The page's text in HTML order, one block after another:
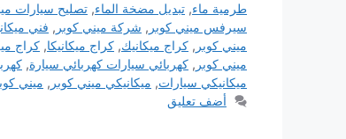
طرمية ماء, تبديل مضخة الماء, تصليح سيارات
سيرفس ميني كوبر , شركة ميني كوبر , فني
ميني كوبر , كراج ميكانيك, كراج ميكانيكا, كراج
ميني كوبر , كهربائي سيارات كهربائي سيارة,
ميكانيكي سيارات, ميكانيكي ميني كوبر , ميني
أضف تعليق